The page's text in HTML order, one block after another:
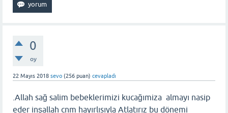
0
oy
22 Mayıs 2018 sevo (256 puan) cevapladı
.Allah sağ salim bebeklerimizi kucağımiza almayı nasip
eder inşallah cnm hayırlısıyla Atlatırız bu dönemi